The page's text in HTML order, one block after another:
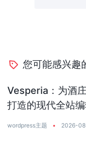
您可能感兴趣
Vesperia：为酒
打造的现代全站
wordpress主题 • 2026-